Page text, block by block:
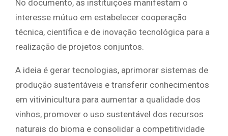
No documento, as instituições manifestam o
interesse mútuo em estabelecer cooperação
técnica, científica e de inovação tecnológica para a
realização de projetos conjuntos.
A ideia é gerar tecnologias, aprimorar sistemas de
produção sustentáveis e transferir conhecimentos
em vitivinicultura para aumentar a qualidade dos
vinhos, promover o uso sustentável dos recursos
naturais do bioma e consolidar a competitividade